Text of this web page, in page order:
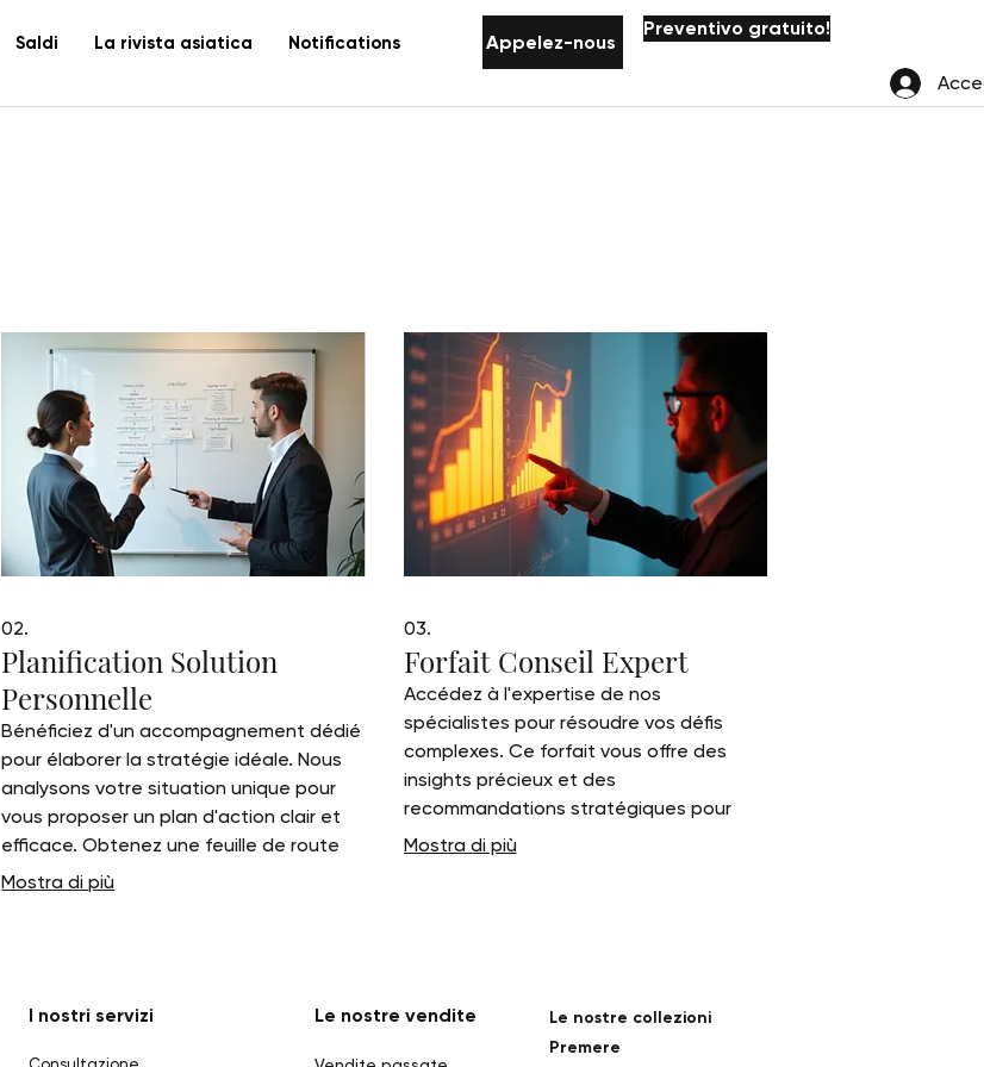
Saldi La rivista asiatica Notifications Appelez-nous
Preventivo gratuito!
02.
Planification Solution
Personnelle
Bénéficiez d'un accompagnement dédié
pour élaborer la stratégie idéale. Nous
analysons votre situation unique pour
vous proposer un plan d'action clair et
efficace. Obtenez une feuille de route
personnalisée, conçue pour atteindre
Mostra di più
03.
Forfait Conseil Expert
Accédez à l'expertise de nos
spécialistes pour résoudre vos défis
complexes. Ce forfait vous offre des
insights précieux et des
recommandations stratégiques pour
guider vos décisions. Augmentez votre
Mostra di più
I nostri servizi Le nostre vendite
Le nostre collezioni
Premere